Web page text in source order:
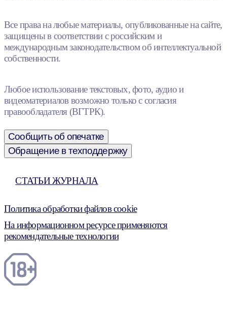
Все права на любые материалы, опубликованные на сайте,
защищены в соответствии с российским и
международным законодательством об интеллектуальной
собственности.
Любое использование текстовых, фото, аудио и
видеоматериалов возможно только с согласия
правообладателя (ВГТРК).
Сообщить об опечатке
Обращение в техподдержку
СТАТЬИ ЖУРНАЛА
Политика обработки файлов cookie
На информационном ресурсе применяются
рекомендательные технологии